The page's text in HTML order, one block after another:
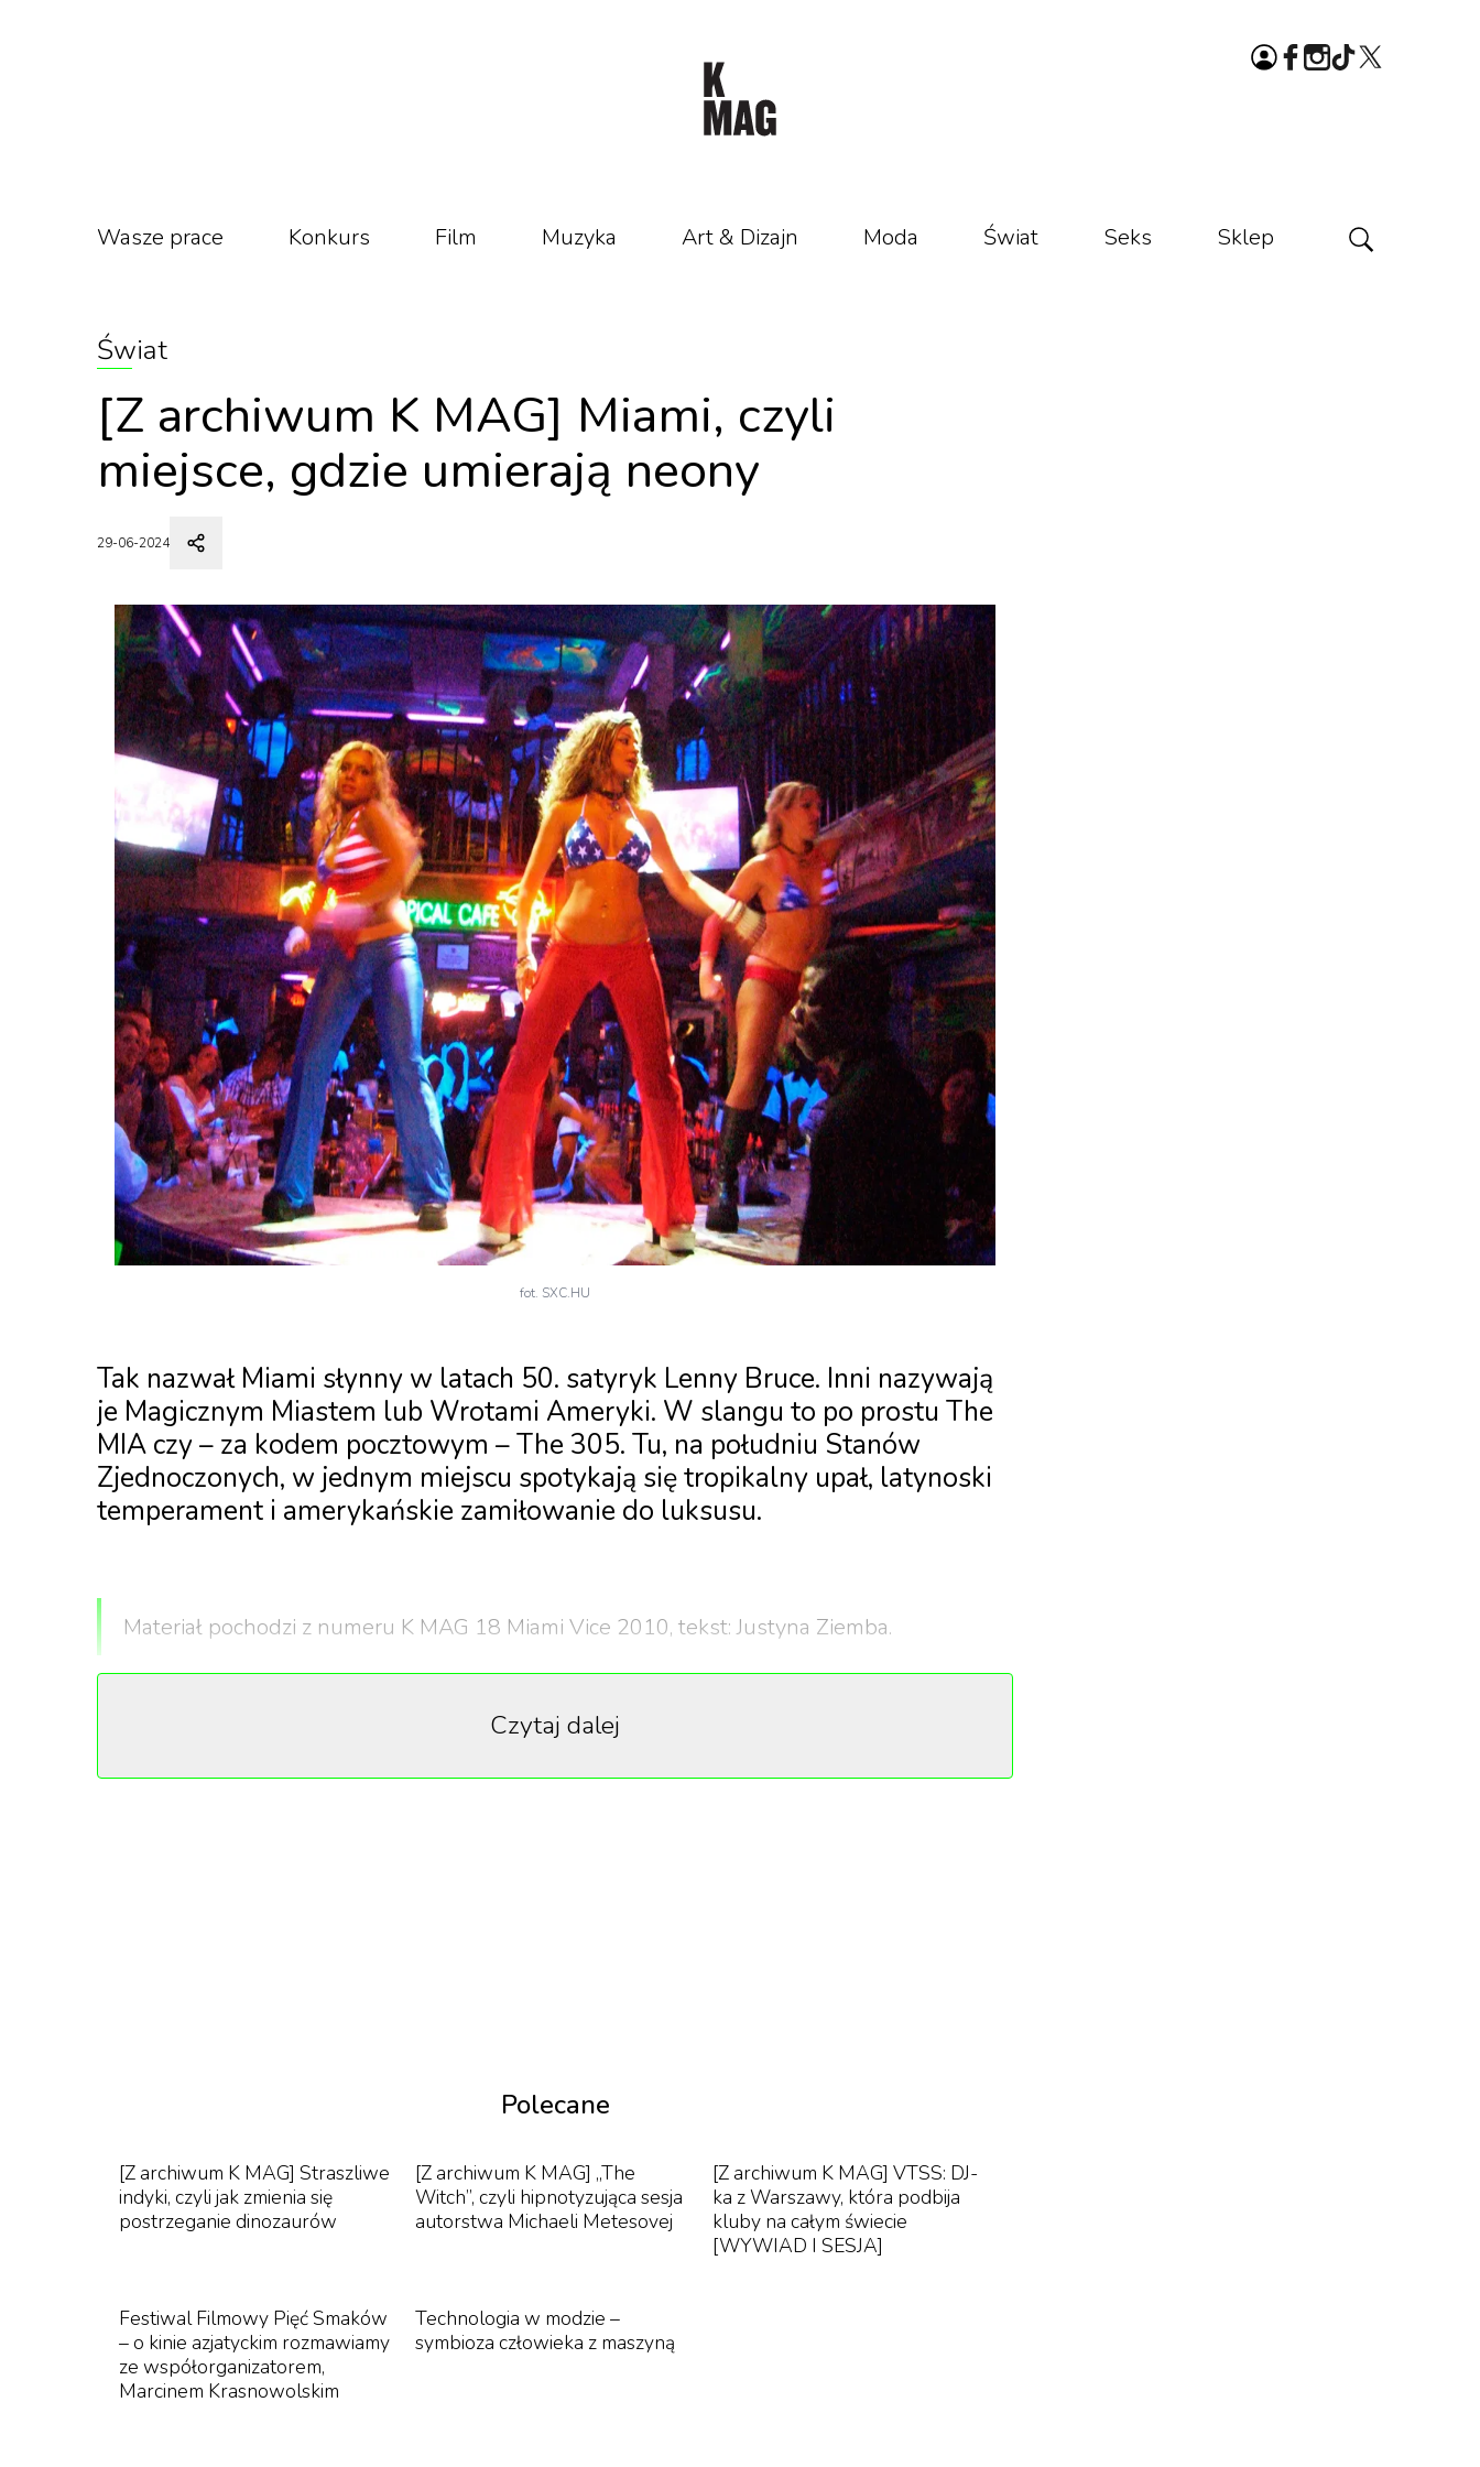
Wasze prace Konkurs Film Muzyka Art & Dizajn Moda Świat Seks Sklep
Świat
[Z archiwum K MAG] Miami, czyli
miejsce, gdzie umierają neony
29-06-2024
fot. SXC.HU
Tak nazwał Miami słynny w latach 50. satyryk Lenny Bruce. Inni nazywają
je Magicznym Miastem lub Wrotami Ameryki. W slangu to po prostu The
MIA czy – za kodem pocztowym – The 305. Tu, na południu Stanów
Zjednoczonych, w jednym miejscu spotykają się tropikalny upał, latynoski
temperament i amerykańskie zamiłowanie do luksusu.
Materiał pochodzi z numeru K MAG 18 Miami Vice 2010, tekst: Justyna Ziemba.
Do Miami można dotrzeć samolotem, statkiem, prywatnym jachtem bądź helikopterem. A na
Pod względem wielkości wyprzedzają je tylko Nowy Jork, Los Angeles i Chicago. Ale tylko tu życie jest
jednak tylko jedna z twarzy tego miasta. Emitowany od lat 80. kultowy serial „Miami Vice” przedstawia
Miami jako centrum przemytu i rozprowadzania kokainy. Współczesny serial „Dexter” ukazuje Miami
pełne zakamarków, tajemnic i dziwnych zdarzeń. I chyba nie przez przypadek kręci się tu takie filmy jak
naturę Miami. Miejscem, w którym spotykają się te dwa światy, The 305, są oczywiście kluby nocne.
Czytaj dalej
Polecane
[Z archiwum K MAG] Straszliwe
indyki, czyli jak zmienia się
postrzeganie dinozaurów
[Z archiwum K MAG] „The
Witch”, czyli hipnotyzująca sesja
autorstwa Michaeli Metesovej
[Z archiwum K MAG] VTSS: DJ-
ka z Warszawy, która podbija
kluby na całym świecie
[WYWIAD I SESJA]
Festiwal Filmowy Pięć Smaków
– o kinie azjatyckim rozmawiamy
ze współorganizatorem,
Marcinem Krasnowolskim
Technologia w modzie –
symbioza człowieka z maszyną